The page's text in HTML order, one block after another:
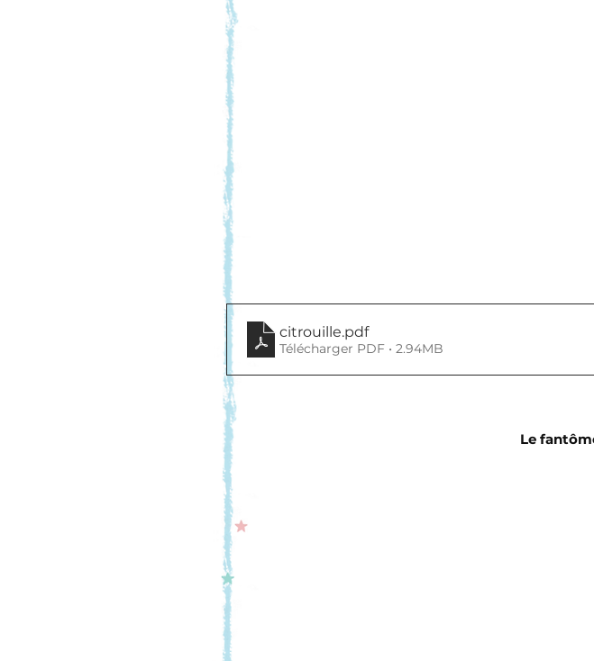
citrouille.pdf
Télécharger PDF • 2.94MB
Le